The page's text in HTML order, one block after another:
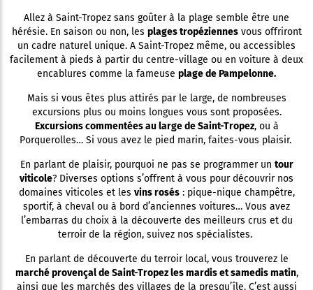
Allez à Saint-Tropez sans goûter à la plage semble être une
hérésie. En saison ou non, les plages tropéziennesvous offriront
un cadre naturel unique. A Saint-Tropez même, ou accessibles
facilement à pieds à partir du centre-village ou en voiture à deux
encablures comme la fameuse plage de Pampelonne.
Mais si vous êtes plus attirés par le large, de nombreuses
excursions plus ou moins longues vous sont proposées.
Excursions commentées au large de Saint-Tropez, ou à
Porquerolles… Si vous avez le pied marin, faites-vous plaisir.
En parlant de plaisir, pourquoi ne pas se programmer un tour
viticole? Diverses options s’offrent à vous pour découvrir nos
domaines viticoles et les vins rosés: pique-nique champêtre,
sportif, à cheval ou à bord d’anciennes voitures… Vous avez
l’embarras du choix à la découverte des meilleurs crus et du
terroir de la région, suivez nos spécialistes.
En parlant de découverte du terroir local, vous trouverez le
marché provençal de Saint-Tropez les mardis et samedis matin,
ainsi que les marchés des villages de la presqu’île. C’est aussi